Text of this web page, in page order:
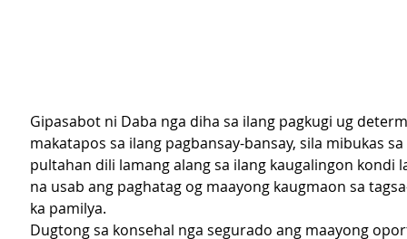
Gipasabot ni Daba nga diha sa ilang pagkugi ug
makatapos sa ilang pagbansay-bansay, sila mibukas
pultahan dili lamang alang sa ilang kaugalingon kondi
na usab ang paghatag og maayong kaugmaon sa
ka pamilya.
Dugtong sa konsehal nga segurado ang maayong